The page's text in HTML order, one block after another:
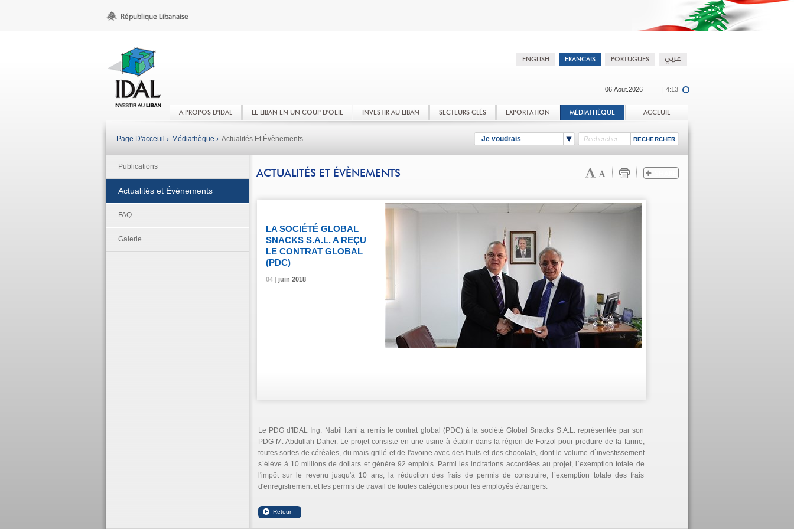
06.Aout.2026 | 4:13
A PROPOS D'IDAL LE LIBAN EN UN COUP D'OEIL INVESTIR AU LIBAN SECTEURS CLÉS EXPORTATION MÉDIATHÈQUE ACCEUIL
Je voudrais
Page D'acceuil › Médiathèque › Actualités Et Évènements
Publications
Actualités et Évènements
FAQ
Galerie
ACTUALITÉS ET ÉVÈNEMENTS
04 | juin 2018
LA SOCIÉTÉ GLOBAL
SNACKS S.A.L. A REÇU
LE CONTRAT GLOBAL
(PDC)
04 | juin 2018
04 | juin 2018
Le PDG d'IDAL Ing. Nabil Itani a remis le contrat global (PDC) à la société Global Snacks S.A.L. représentée par son
PDG M. Abdullah Daher. Le projet consiste en une usine à établir dans la région de Forzol pour produire de la farine,
toutes sortes de céréales, du maïs grillé et de l'avoine avec des fruits et des chocolats, dont le volume d`investissement
s`élève à 10 millions de dollars et génère 92 emplois. Parmi les incitations accordées au projet, l`exemption totale de
l'impôt sur le revenu jusqu'à 10 ans, la réduction des frais de permis de construire, l`exemption totale des frais
d'enregistrement et les permis de travail de toutes catégories pour les employés étrangers.